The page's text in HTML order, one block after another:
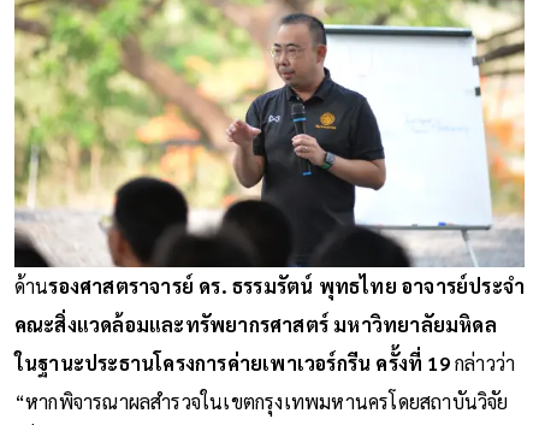
ด้านรองศาสตราจารย์ ดร. ธรรมรัตน์ พุทธไทย อาจารย์ประจำ
คณะสิ่งแวดล้อมและทรัพยากรศาสตร์ มหาวิทยาลัยมหิดล
ในฐานะประธานโครงการค่ายเพาเวอร์กรีน ครั้งที่ 19กล่าวว่า
“หากพิจารณาผลสำรวจในเขตกรุงเทพมหานครโดยสถาบันวิจัย